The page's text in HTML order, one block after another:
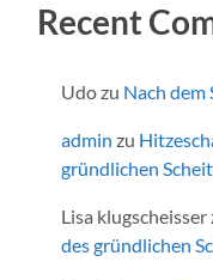
Recent
Udozu Nach dem
admin zu
gründlichen
Lisa klugscheisser
des gründlichen